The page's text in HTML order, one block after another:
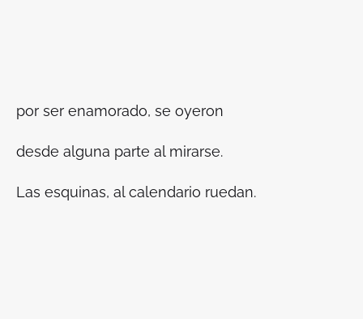
por ser enamorado, se oyeron
desde alguna parte al mirarse.
Las esquinas, al calendario ruedan.